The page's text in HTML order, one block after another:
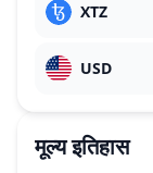
XTZ
USD
मूल्य इतिहास